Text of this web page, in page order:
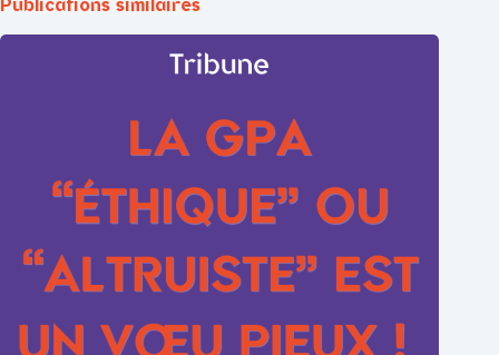
Publications similaires